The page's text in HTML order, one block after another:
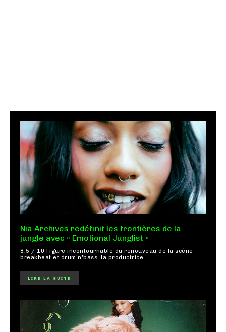
Nia Archives redéfinit les frontières de la
jungle avec « Emotional Junglist »
8,5 / 10 Figure incontournable du renouveau de la scène
breakbeat et drum'n'bass, la productrice...
LIRE LA SUITE